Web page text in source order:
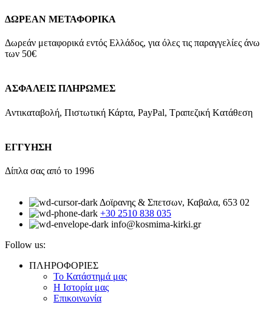
ΔΩΡΕΑΝ ΜΕΤΑΦΟΡΙΚΑ
Δωρεάν μεταφορικά εντός Ελλάδος, για όλες τις παραγγελίες άνω
των 50€
ΑΣΦΑΛΕΙΣ ΠΛΗΡΩΜΕΣ
Αντικαταβολή, Πιστωτική Κάρτα, PayPal, Τραπεζική Kατάθεση
ΕΓΓΥΗΣΗ
Δίπλα σας από το 1996
Δοϊρανης & Σπετσων, Καβαλα, 653 02
+30 2510 838 035
info@kosmima-kirki.gr
Follow us:
ΠΛΗΡΟΦΟΡΙΕΣ
Το Κατάστημά μας
Η Ιστορία μας
Επικοινωνία